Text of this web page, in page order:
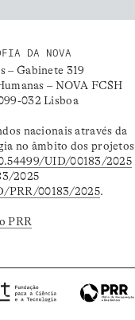
DA NOVA
– Gabinete 319
– NOVA FCSH
032 Lisboa
nacionais através da
no âmbito dos projetos
UID/00183/2025
2025
PRR/00183/2025.
PRR